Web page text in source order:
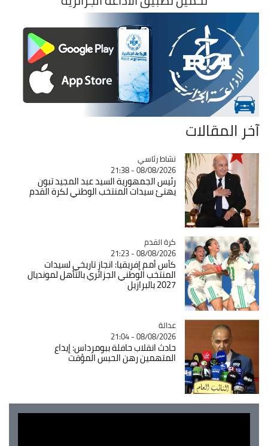
آخر المقالات
Catégorie
نشاط رئاسي
08/08/2026 - 21:38
رئيس الجمهورية السيد عبد المجيد تبون
يهنئ سيدات المنتخب الوطني لكرة القدم
Catégorie
كرة القدم
08/08/2026 - 21:23
كأس أمم إفريقيا: انجاز تاريخي لسيدات
المنتخب الوطني الجزائري بالتأهل لمونديال
2027 بالبرازيل
Catégorie
عدالة
08/08/2026 - 21:04
حادث انقلاب حافلة ببومرداس: إيداع
المتهمين رهن الحبس المؤقت